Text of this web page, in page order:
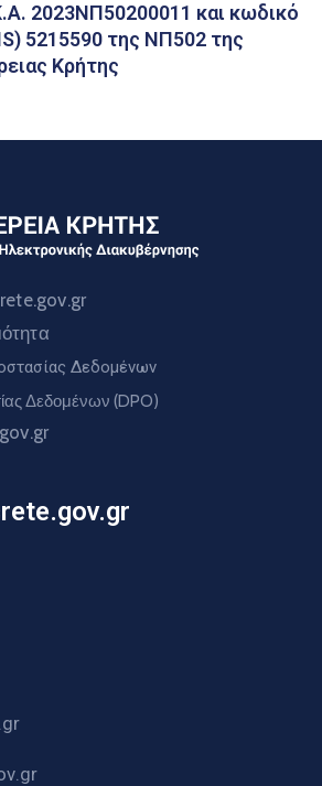
2023ΝΠ50200011 και κωδικό
5215590 της ΝΠ502 της
Κρήτης
Δεδομένων
Δεδομένων (DPO)